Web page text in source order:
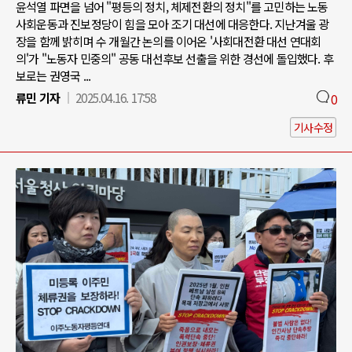
윤석열 파면을 넘어 "평등의 정치, 체제전환의 정치"를 고민하는 노동
사회운동과 진보정당이 힘을 모아 조기 대선에 대응한다. 지난겨울 광
장을 함께 밝히며 수 개월간 논의를 이어온 '사회대전환 대선 연대회
의'가 "노동자 민중의" 공동 대선후보 선출을 위한 경선에 돌입했다. 후
보로는 권영국 ...
류민 기자
2025.04.16. 17:58 0
기사수정